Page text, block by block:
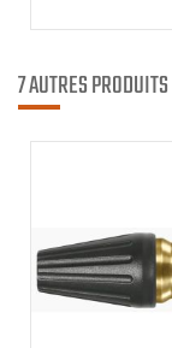
7 AUTRES